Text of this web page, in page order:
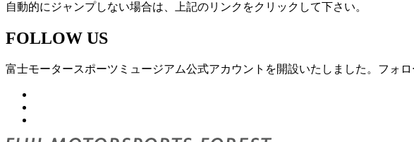
自動的にジャンプしない場合は、上記のリンクをクリックして下さい。
FOLLOW US
富士モータースポーツミュージアム公式アカウントを開設いたしました。フォ